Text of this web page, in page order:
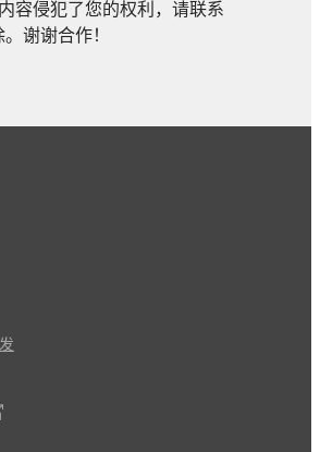
容侵犯了您的权利，请联系
谢谢合作！